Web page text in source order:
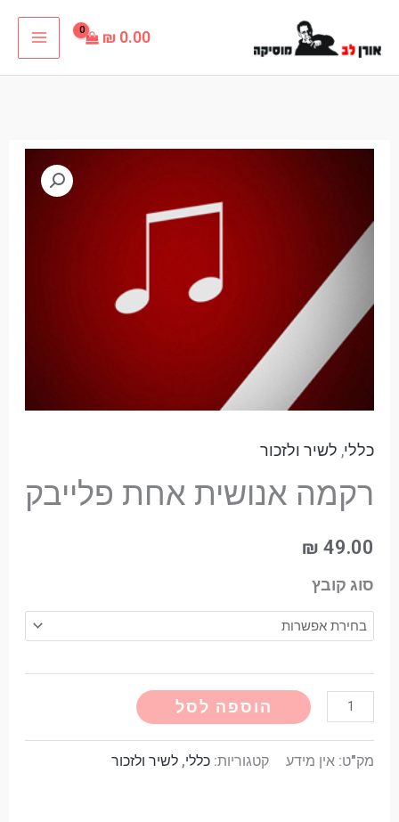
לתוכן
₪ 0.00
כללי, לשיר ולזכור
רקמה אנושית אחת פלייבק
₪ 49.00
סוג קובץ
רקמה
אנושית
פלייבק
הוספה לסל Alternative:
מק"ט: אין מידע קטגוריות: כללי, לשיר ולזכור